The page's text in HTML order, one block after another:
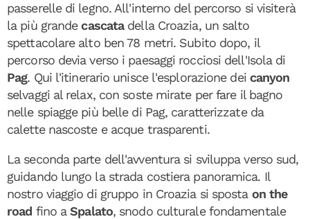
passerelle di legno. All'interno del percorso si visiterà
la più grandecascata della Croazia, un salto
spettacolare alto ben 78 metri. Subito dopo, il
percorso devia verso i paesaggi rocciosi dell'Isola di
Pag. Qui l'itinerario unisce l'esplorazione dei canyon
selvaggi al relax, con soste mirate per fare il bagno
nelle spiagge più belle di Pag, caratterizzate da
calette nascoste e acque trasparenti.
La seconda parte dell'avventura si sviluppa verso sud,
guidando lungo la strada costiera panoramica. Il
nostro viaggio di gruppo in Croazia si sposta on the
road fino aSpalato, snodo culturale fondamentale